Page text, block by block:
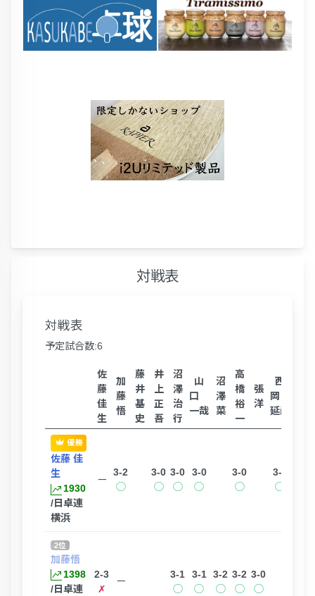
対戦表
対戦表
予定試合数:6
佐
藤
佳
生
加
藤
悟
藤
井
基
史
井
上
正
吾
沼
澤
治
行
山
口
一哉
沼
澤
菜
高
橋
裕
一
張
洋
西
岡
延尚
優勝
佐藤 佳
生
1930
/日卓連
横浜
ー
3-2
◯
3-0
◯
3-0
◯
3-0
◯
3-0
◯
3-0
◯
2位
加藤悟
1398
/日卓連
2-3
✗
ー
3-1
◯
3-1
◯
3-2
◯
3-2
◯
3-0
◯